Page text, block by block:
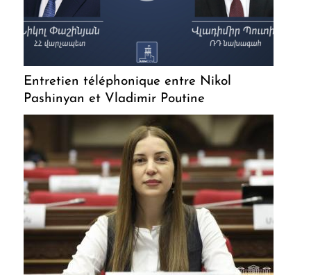
Entretien téléphonique entre Nikol
Pashinyan et Vladimir Poutine